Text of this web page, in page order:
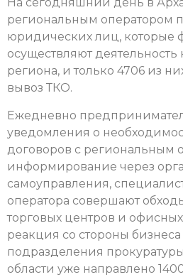
На сегодняшний день в
региональным оператором
юридических лиц, которые
осуществляют деятельность
региона, и только 4706 из
вывоз ТКО.
Ежедневно
уведомления о
договоров с региональным
информирование через
самоуправления,
оператора совершают
торговых центров и
реакция со стороны
подразделения
области уже направлено